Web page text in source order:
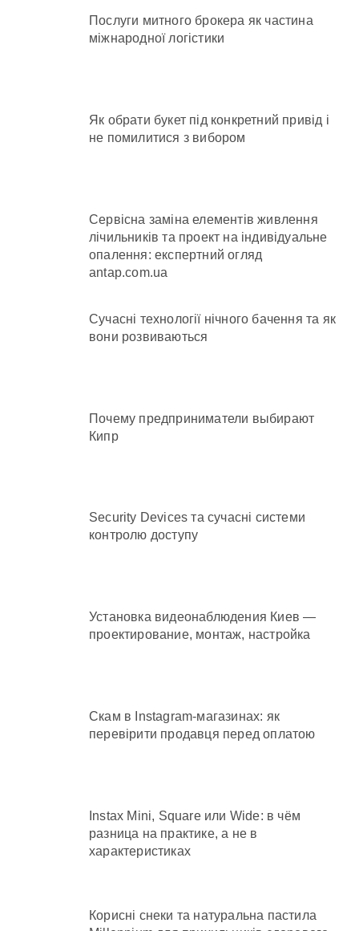
Послуги митного брокера як частина
міжнародної логістики
Як обрати букет під конкретний привід і
не помилитися з вибором
Сервісна заміна елементів живлення
лічильників та проект на індивідуальне
опалення: експертний огляд
antap.com.ua
Сучасні технології нічного бачення та як
вони розвиваються
Почему предприниматели выбирают
Кипр
Security Devices та сучасні системи
контролю доступу
Установка видеонаблюдения Киев —
проектирование, монтаж, настройка
Скам в Instagram-магазинах: як
перевірити продавця перед оплатою
Instax Mini, Square или Wide: в чём
разница на практике, а не в
характеристиках
Корисні снеки та натуральна пастила